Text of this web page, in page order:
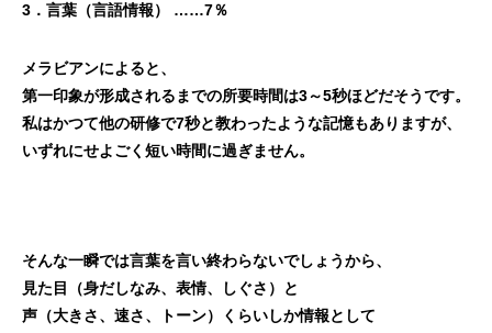
3．言葉（言語情報） ……7％
メラビアンによると、
第一印象が形成されるまでの所要時間は3～5秒ほどだそうです。
私はかつて他の研修で7秒と教わったような記憶もありますが、
いずれにせよごく短い時間に過ぎません。
そんな一瞬では言葉を言い終わらないでしょうから、
見た目（身だしなみ、表情、しぐさ）と
声（大きさ、速さ、トーン）くらいしか情報として